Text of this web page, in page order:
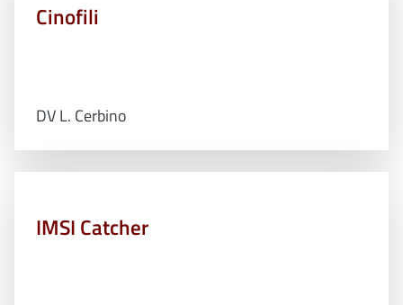
Cinofili
DV L. Cerbino
IMSI Catcher